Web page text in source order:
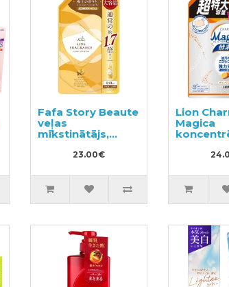
Fafa Story Beaute
veļas
mīkstinātājs,
pildviela 840ml
23.00€
Lion
Magica
1110ml